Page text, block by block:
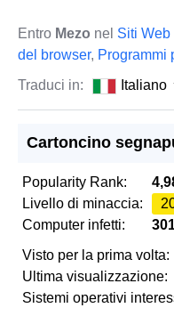
Entro Mezo nel Siti Web
del browser, Programmi
Traduci in:
Italiano
Cartoncino
Popularity Rank:
Livello di minaccia:
Computer infetti:
Visto per la prima volta:
Ultima visualizzazione:
Sistemi operativi